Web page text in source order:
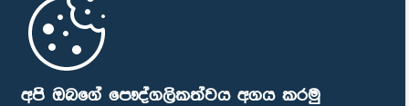
අපි ඔබගේ පෞද්ගලිකත්වය අගය කරමු
මුල් පිටුව
පාර්ලිමේන්තු ජංගම යෙදුම